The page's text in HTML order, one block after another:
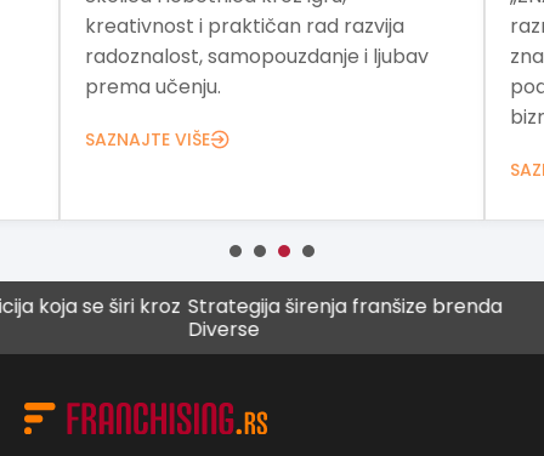
kreativnost i praktičan rad razvija
radoznalost, samopouzdanje i ljubav
prema učenju.
SAZNAJTE VIŠE
širi kroz Strategija širenja franšize brenda